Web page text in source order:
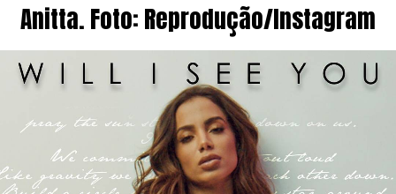
Anitta. Foto: Reprodução/Instagram